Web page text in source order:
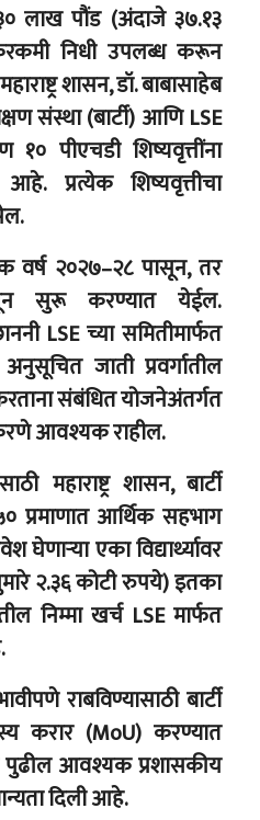
लाख पौंड (अंदाजे ३७.१३
निधी उपलब्ध करून
शासन, डॉ. बाबासाहेब
संस्था (बार्टी) आणि LSE
पीएचडी शिष्यवृत्तींना
प्रत्येक शिष्यवृत्तीचा
वर्ष २०२७–२८ पासून, तर
सुरू करण्यात येईल.
LSE च्या समितीमार्फत
जाती प्रवर्गातील
संबंधित योजनेअंतर्गत
आवश्यक राहील.
महाराष्ट्र शासन, बार्टी
प्रमाणात आर्थिक सहभाग
घेणाऱ्या एका विद्यार्थ्यावर
२.३६ कोटी रुपये) इतका
निम्मा खर्च LSE मार्फत
राबविण्यासाठी बार्टी
करार (MoU) करण्यात
आवश्यक प्रशासकीय
दिली आहे.